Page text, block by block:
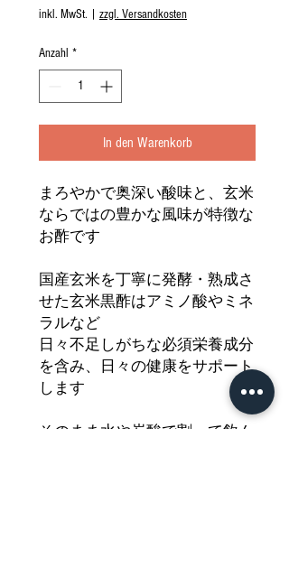
inkl. MwSt. zzgl. Versandkosten
Anzahl *
In den Warenkorb
まろやかで奥深い酸味と、玄米
ならではの豊かな風味が特徴な
お酢です
国産玄米を丁寧に発酵・熟成さ
せた玄米黒酢はアミノ酸やミネ
ラルなど
日々不足しがちな必須栄養成分
を含み、日々の健康をサポート
します
そのまま水や炭酸で割って飲ん